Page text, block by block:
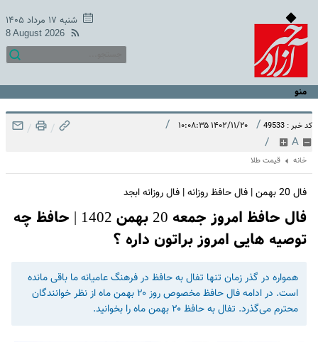
شنبه ۱۷ مرداد ۱۴۰۵
8 August 2026
منو
کد خبر : 49533 / ۱۴۰۲/۱۱/۲۰ ۱۰:۰۸:۳۵ /
A
/
/
/
خانه قیمت طلا
فال 20 بهمن | فال حافظ روزانه | فال روزانه ابجد
فال حافظ امروز جمعه 20 بهمن 1402 | حافظ چه
توصیه هایی امروز براتون داره ؟
همواره در گذر زمان تنها تفال به حافظ در فرهنگ عامیانه ما باقی مانده
است. در ادامه فال حافظ مخصوص روز ۲۰ بهمن ماه از نظر خوانندگان
محترم می‌گذرد. تفال به حافظ ۲۰ بهمن ماه را بخوانید.